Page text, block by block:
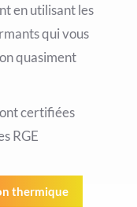
en utilisant les
qui vous
quasiment
certifiées
RGE
thermique